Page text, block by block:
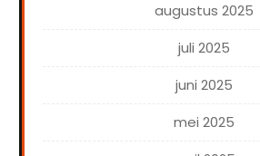
augustus 2025
juli 2025
juni 2025
mei 2025